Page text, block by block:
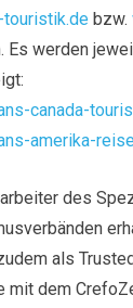
touristik.de bzw.
Es werden
canada-
amerika-
des
als
mit dem